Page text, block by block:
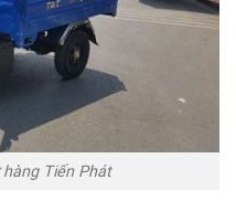
Tiến Phát